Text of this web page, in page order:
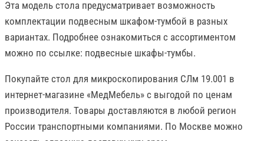
Эта модель стола предусматривает возможность
комплектации подвесным шкафом-тумбой в разных
вариантах. Подробнее ознакомиться с ассортиментом
можно по ссылке: подвесные шкафы-тумбы.
Покупайте стол для микроскопирования СЛм 19.001 в
интернет-магазине «МедМебель» с выгодой по ценам
производителя. Товары доставляются в любой регион
России транспортными компаниями. По Москве можно